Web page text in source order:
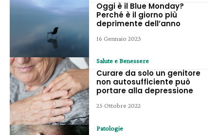
Oggi è il Blue Monday?
Perché è il giorno più
deprimente dell’anno
16 Gennaio 2023
Salute e Benessere
Curare da solo un genitore
non autosufficiente può
portare alla depressione
25 Ottobre 2022
Patologie